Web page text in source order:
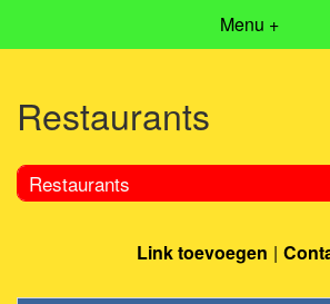
Menu +
Restaurants
Restaurants
Link toevoegen